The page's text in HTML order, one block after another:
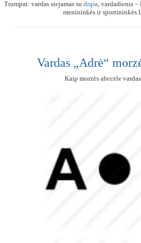
Trumpai: vardas siejamas su drąsa, vardadienis
menininkės ir sportininkės
Vardas „Adrė“
Kaip morzės abecėle